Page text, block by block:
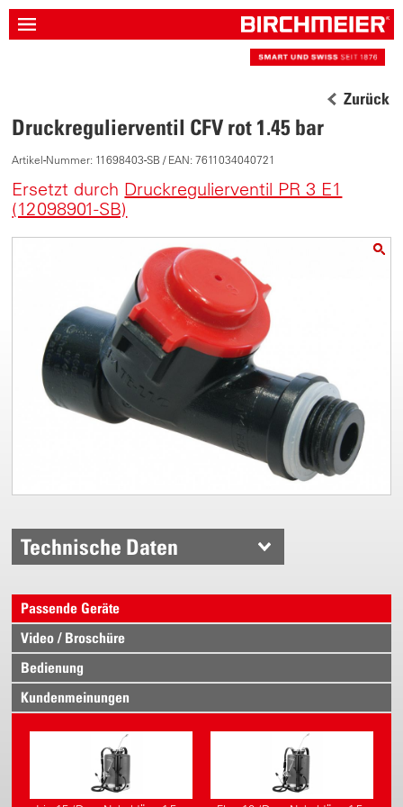
Zurück
Druckregulierventil CFV rot 1.45 bar
Artikel-Nummer: 11698403-SB / EAN: 7611034040721
Ersetzt durch Druckregulierventil PR 3 E1
(12098901-SB)
Technische Daten
Passende Geräte
Video / Broschüre
Bedienung
Kundenmeinungen